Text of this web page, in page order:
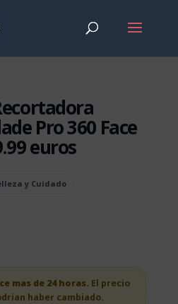
Pro 360 Face
euros
y Cuidado
mas de 24 horas. El precio
haber cambiado.